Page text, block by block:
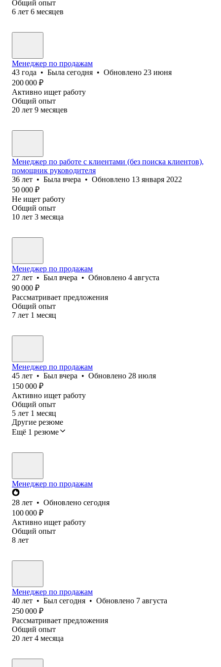
Общий опыт
6 лет 6 месяцев
Менеджер по продажам
43 года • Была сегодня • Обновлено 23 июня
200 000 ₽
Активно ищет работу
Общий опыт
20 лет 9 месяцев
Менеджер по работе с клиентами (без поиска клиентов),
помощник руководителя
36 лет • Была вчера • Обновлено 13 января 2022
50 000 ₽
Не ищет работу
Общий опыт
10 лет 3 месяца
Менеджер по продажам
27 лет • Был вчера • Обновлено 4 августа
90 000 ₽
Рассматривает предложения
Общий опыт
7 лет 1 месяц
Менеджер по продажам
45 лет • Был вчера • Обновлено 28 июля
150 000 ₽
Активно ищет работу
Общий опыт
5 лет 1 месяц
Другие резюме
Ещё 1 резюме
Менеджер по продажам
28 лет • Обновлено сегодня
100 000 ₽
Активно ищет работу
Общий опыт
8 лет
Менеджер по продажам
40 лет • Был сегодня • Обновлено 7 августа
250 000 ₽
Рассматривает предложения
Общий опыт
20 лет 4 месяца